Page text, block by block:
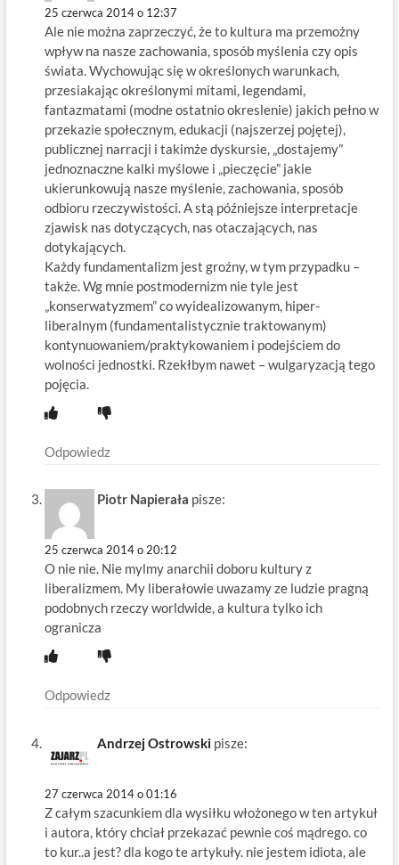
25 czerwca 2014 o 12:37
Ale nie można zaprzeczyć, że to kultura ma przemożny
wpływ na nasze zachowania, sposób myślenia czy opis
świata. Wychowując się w określonych warunkach,
przesiakając określonymi mitami, legendami,
fantazmatami (modne ostatnio okreslenie) jakich pełno w
przekazie społecznym, edukacji (najszerzej pojętej),
publicznej narracji i takimże dyskursie, „dostajemy”
jednoznaczne kalki myślowe i „pieczęcie” jakie
ukierunkowują nasze myślenie, zachowania, sposób
odbioru rzeczywistości. A stą późniejsze interpretacje
zjawisk nas dotyczących, nas otaczających, nas
dotykających.
Każdy fundamentalizm jest groźny, w tym przypadku –
także. Wg mnie postmodernizm nie tyle jest
„konserwatyzmem” co wyidealizowanym, hiper-
liberalnym (fundamentalistycznie traktowanym)
kontynuowaniem/praktykowaniem i podejściem do
wolności jednostki. Rzekłbym nawet – wulgaryzacją tego
pojęcia.
Odpowiedz
Piotr Napierała pisze:
25 czerwca 2014 o 20:12
O nie nie. Nie mylmy anarchii doboru kultury z
liberalizmem. My liberałowie uwazamy ze ludzie pragną
podobnych rzeczy worldwide, a kultura tylko ich
ogranicza
Odpowiedz
Andrzej Ostrowski pisze:
27 czerwca 2014 o 01:16
Z całym szacunkiem dla wysiłku włożonego w ten artykuł
i autora, który chciał przekazać pewnie coś mądrego. co
to kur..a jest? dla kogo te artykuły. nie jestem idiota, ale